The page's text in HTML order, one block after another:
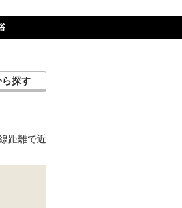
探す
距離で近